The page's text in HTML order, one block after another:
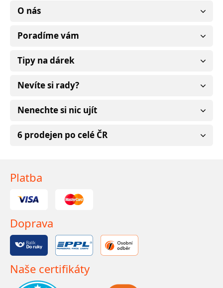
O nás
Poradíme vám
Tipy na dárek
Nevíte si rady?
Nenechte si nic ujít
6 prodejen po celé ČR
Platba
Doprava
Naše certifikáty